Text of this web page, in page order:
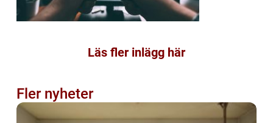
Läs fler inlägg här
Fler nyheter